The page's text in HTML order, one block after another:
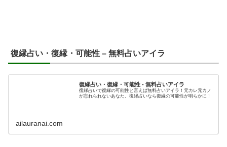
復縁占い・復縁・可能性 – 無料占いアイラ
復縁占い・復縁・可能性 - 無料占いアイラ
復縁占いで復縁の可能性と言えば無料占いアイラ！元カレ元カノ
が忘れられないあなた。復縁占いなら復縁の可能性が明らかに！
ailauranai.com